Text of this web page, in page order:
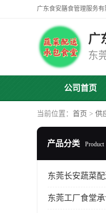
广
公司首页
当前位置： 首页 > 供
产品分类 Product
东莞长安蔬菜配
东莞工厂食堂